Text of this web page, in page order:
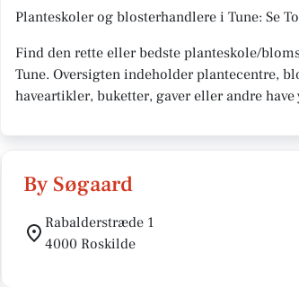
Planteskoler og blosterhandlere i Tune: Se
Find den rette eller bedste planteskole/
Tune. Oversigten indeholder plantecentre,
haveartikler, buketter, gaver eller andre
By Søgaard
Rabalderstræde 1
4000 Roskilde